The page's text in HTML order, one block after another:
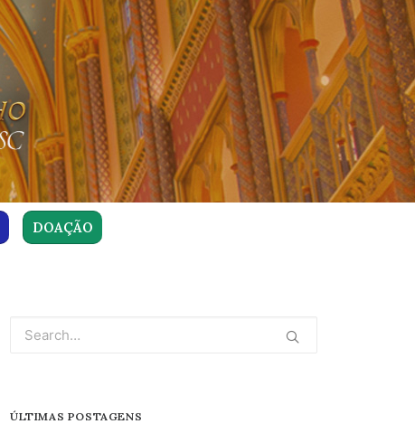
DOAÇÃO
ÚLTIMAS POSTAGENS